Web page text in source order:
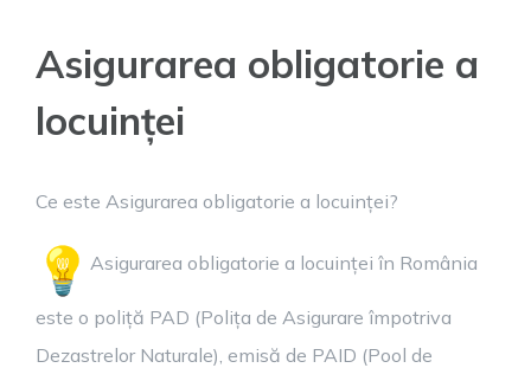
Asigurarea obligatorie a
locuinței
Ce este Asigurarea obligatorie a locuinței?
Asigurarea obligatorie a locuinței în România
este o poliță PAD (Polița de Asigurare împotriva
Dezastrelor Naturale), emisă de PAID (Pool de